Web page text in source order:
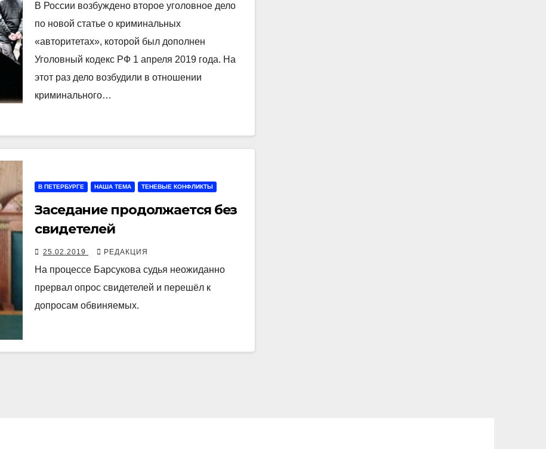
В России возбуждено второе уголовное дело
по новой статье о криминальных
«авторитетах», которой был дополнен
Уголовный кодекс РФ 1 апреля 2019 года. На
этот раз дело возбудили в отношении
криминального…
В ПЕТЕРБУРГЕ НАША ТЕМА ТЕНЕВЫЕ КОНФЛИКТЫ
Заседание продолжается без
свидетелей
25.02.2019 РЕДАКЦИЯ
На процессе Барсукова судья неожиданно
прервал опрос свидетелей и перешёл к
допросам обвиняемых.